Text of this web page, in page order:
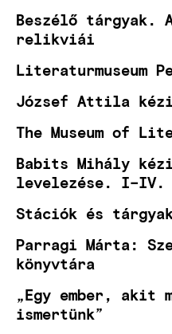
Beszélő tárgyak.
relikviái
Literaturmuseum
József Attila
The Museum of
Babits Mihály
levelezése. I–IV.
Stációk és tárgyak
Parragi Márta:
könyvtára
„Egy ember, akit
ismertünk”